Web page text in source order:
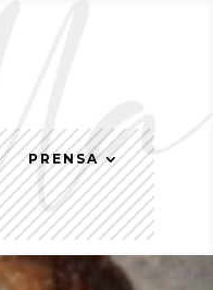
PRENSA